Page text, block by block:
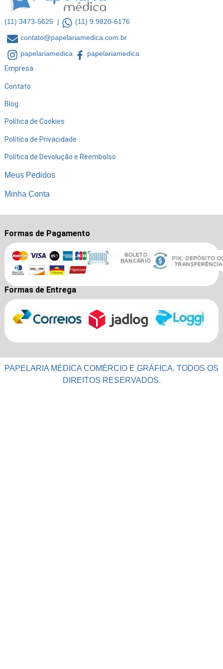
(11) 3473-5625 |
(11) 9.9820-6176
contato@papelariamedica.com.br
papelariamedica
papelariamedica
Empresa
Contato
Blog
Política de Cookies
Política de Privacidade
Política de Devolução e Reembolso
Meus Pedidos
Minha Conta
Formas de Pagamento
Formas de Entrega
PAPELARIA MÉDICA COMÉRCIO E GRÁFICA. TODOS OS
DIREITOS RESERVADOS.